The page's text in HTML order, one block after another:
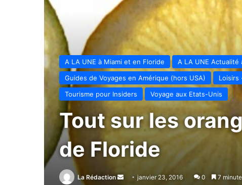
A LA UNE à Miami et en Floride A LA UNE Actualité
Guides de Voyages en Amérique (hors USA)
Loisirs
Tourisme pour Insiders
Voyage aux Etats-Unis
Tout sur les
de Floride
La Rédaction
Envoyerjanvier 23, 2016 0 7